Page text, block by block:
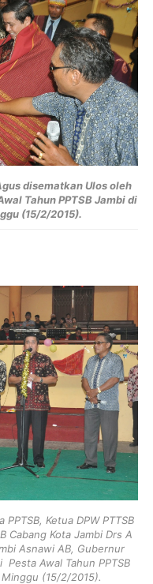
disematkan Ulos oleh
Tahun PPTSB Jambi di
(15/2/2015).
Ketua DPW PTTSB
Cabang Kota Jambi Drs A
Asnawi AB, Gubernur
Pesta Awal Tahun PPTSB
(15/2/2015).